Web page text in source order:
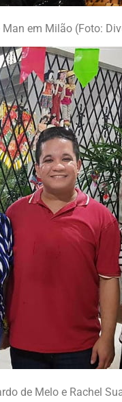
em Milão (Foto:
de Melo e Rachel